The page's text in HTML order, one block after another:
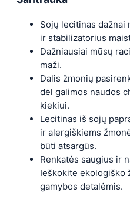
Sojų lecitinas dažnai
ir stabilizatorius
Dažniausiai mūsų
maži.
Dalis žmonių
dėl galimos naudos
kiekiui.
Lecitinas iš sojų
ir alergiškiems
būti atsargūs.
Renkatės saugius ir
Ieškokite ekologiško
gamybos detalėmis.